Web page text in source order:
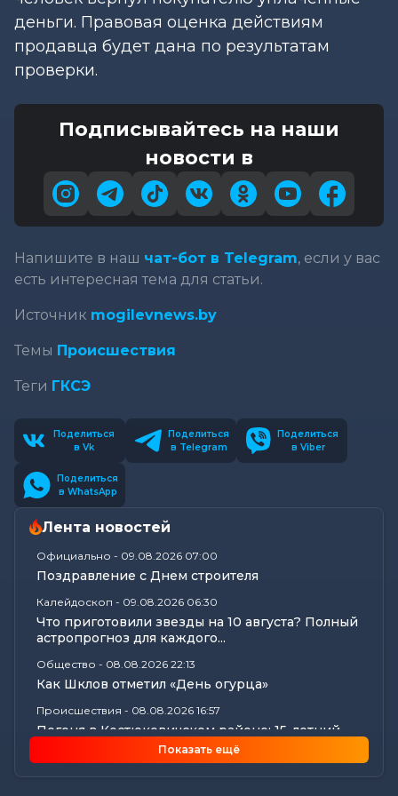
деньги. Правовая оценка действиям
продавца будет дана по результатам
проверки.
Подписывайтесь на наши
новости в
Напишите в наш чат-бот в Telegram, если у вас
есть интересная тема для статьи.
Источник mogilevnews.by
Темы Происшествия
Теги ГКСЭ
Поделиться
в Vk
Поделиться
в Telegram
Поделиться
в Viber
Поделиться
в WhatsApp
Лента новостей
Официально - 09.08.2026 07:00
Поздравление с Днем строителя
Калейдоскоп - 09.08.2026 06:30
Что приготовили звезды на 10 августа? Полный
астропрогноз для каждого...
Общество - 08.08.2026 22:13
Как Шклов отметил «День огурца»
Происшествия - 08.08.2026 16:57
Погоня в Костюковичском районе: 15-летний
мотоциклист пытался...Показать ещё